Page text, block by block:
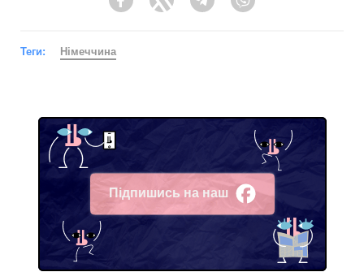
FacebookTwitter Telegram
Теги: Німеччина
Підпишись на наш
Facebook